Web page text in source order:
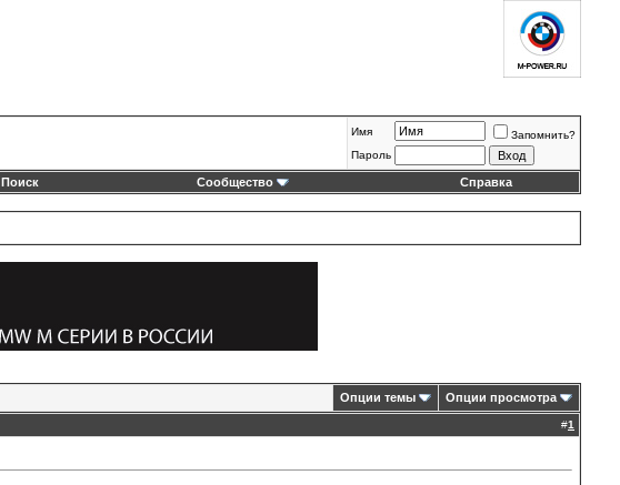
Имя
Запомнить?
Пароль
Поиск Сообщество Справка
Опции темы Опции просмотра
#1